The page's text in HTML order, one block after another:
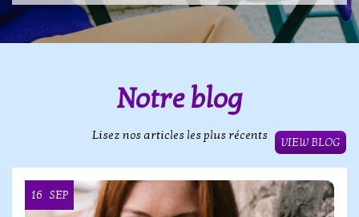
Notre blog
Lisez nos articles les plus récents
VIEW BLOG
16 SEP